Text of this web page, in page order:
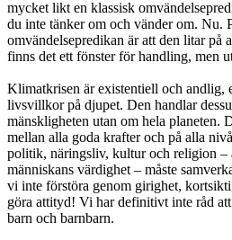
mycket likt en klassisk
du inte tänker om och vänder om. Nu.
omvändelsepredikan är att den litar på
finns det ett fönster för handling, men
Klimatkrisen är existentiell och andlig,
livsvillkor på djupet. Den handlar
mänskligheten utan om hela planeten.
mellan alla goda krafter och på alla
politik, näringsliv, kultur och religion –
människans värdighet – måste
vi inte förstöra genom girighet,
göra attityd! Vi har definitivt inte råd
barn och barnbarn.